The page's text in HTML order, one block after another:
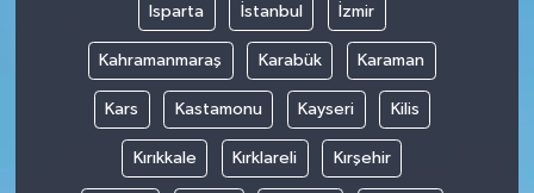
Isparta İstanbul İzmir
Kahramanmaraş Karabük Karaman
Kars Kastamonu Kayseri Kilis
Kırıkkale Kırklareli Kırşehir